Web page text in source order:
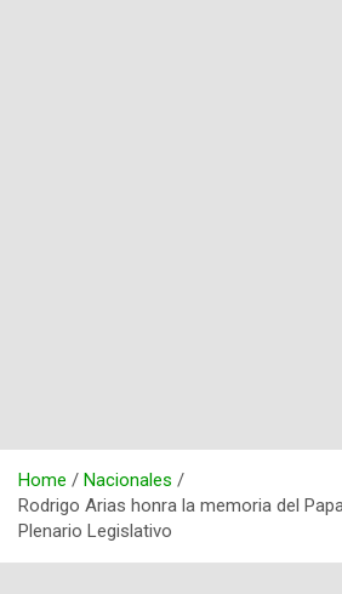
Home
Nacionales
Rodrigo Arias honra la memoria del
Plenario Legislativo